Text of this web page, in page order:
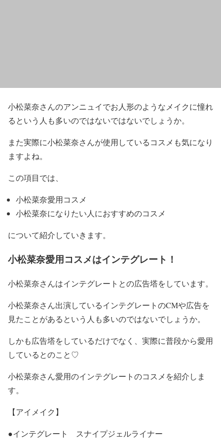
小松菜奈さんのアンニュイでお人形のようなメイクに憧れ
るという人 も多いのではないではないでしょうか。
また実際に小松菜奈さんが使用しているコスメ も気になり
ますよね。
この項目では、
小松菜奈愛用コスメ
小松菜奈になりたい人におすすめのコスメ
について紹介していきます。
小松菜奈愛用コスメはインテグレート！
小松菜奈さんはインテグレート との広告塔をしています。
小松菜奈さん出演しているインテグレートのCMや広告を
見たことがあるという人も多いのではないでしょうか。
しかも広告塔をしているだけでなく、実際に普段から愛用
しているとのこと♡
小松菜奈さん愛用のインテグレートのコスメを紹介しま
す。
【アイメイク】
●インテグレート スナイプジェルライナー